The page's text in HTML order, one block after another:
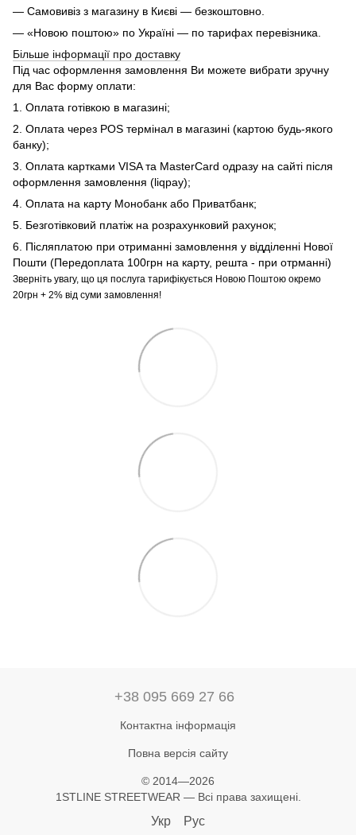
— Самовивіз з магазину в Києві — безкоштовно.
— «Новою поштою» по Україні — по тарифах перевізника.
Більше інформації про доставку
Під час оформлення замовлення Ви можете вибрати зручну
для Вас форму оплати:
1. Оплата готівкою в магазині;
2. Оплата через POS термінал в магазині (картою будь-якого
банку);
3. Оплата картками VISA та MasterCard одразу на сайті після
оформлення замовлення (liqpay);
4. Оплата на карту Монобанк або Приватбанк;
5. Безготівковий платіж на розрахунковий рахунок;
6. Післяплатою при отриманні замовлення у відділенні Нової
Пошти (Передоплата 100грн на карту, решта - при отрманні)
Зверніть увагу, що ця послуга тарифікується Новою Поштою окремо
20грн + 2% від суми замовлення!
+38 095 669 27 66
Контактна інформація
Повна версія сайту
© 2014—2026
1STLINE STREETWEAR — Всі права захищені.
Укр Рус